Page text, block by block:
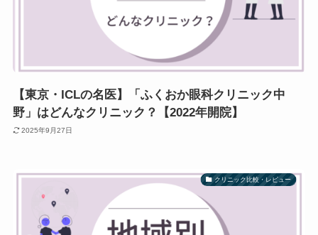
【東京・ICLの名医】「ふくおか眼科クリニック中
野」はどんなクリニック？【2022年開院】
2025年9月27日
クリニック比較・レビュー